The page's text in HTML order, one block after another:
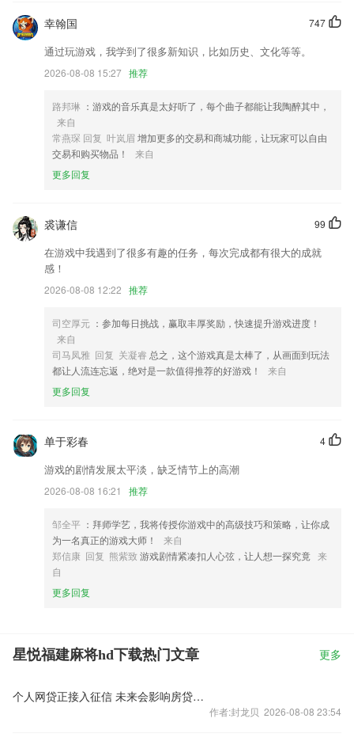
复首页及商祥页部分图片被拉伸的问题
修复视频日志卡顿问题；
【滑雪季】全民滑雪季正式开启，特价雪票199起~
【新增】客服热线电话联系入口
增加了会员中心模块，首页图标ui优化。
终端店AI商品识别，可自定义存储对象，丰富的AI场景配置更灵活
联系我们
行优化修改。
747
幸翰国
通过玩游戏，我学到了很多新知识，比如历史、文化等等。
2026-08-08 15:27 推荐
路邦琳 ：游戏的音乐真是太好听了，每个曲子都能让我陶醉其中，
来自
常燕琛 回复 叶岚眉增加更多的交易和商城功能，让玩家可以自由
交易和购买物品！
来自
更多回复
99
裘谦信
在游戏中我遇到了很多有趣的任务，每次完成都有很大的成就
感！
2026-08-08 12:22 推荐
司空厚元 ：参加每日挑战，赢取丰厚奖励，快速提升游戏进度！
来自
司马凤雅 回复 关凝睿 总之，这个游戏真是太棒了，从画面到玩法
都让人流连忘返，绝对是一款值得推荐的好游戏！
来自
更多回复
4
单于彩春
游戏的剧情发展太平淡，缺乏情节上的高潮
2026-08-08 16:21 推荐
邹全平 ：拜师学艺，我将传授你游戏中的高级技巧和策略，让你成
为一名真正的游戏大师！
来自
郑信康 回复 熊紫致 游戏剧情紧凑扣人心弦，让人想一探究竟 来
自
更多回复
星悦福建麻将hd下载热门文章 更多
个人网贷正接入征信 未来会影响房贷么？
作者:封龙贝 2026-08-08 23:54